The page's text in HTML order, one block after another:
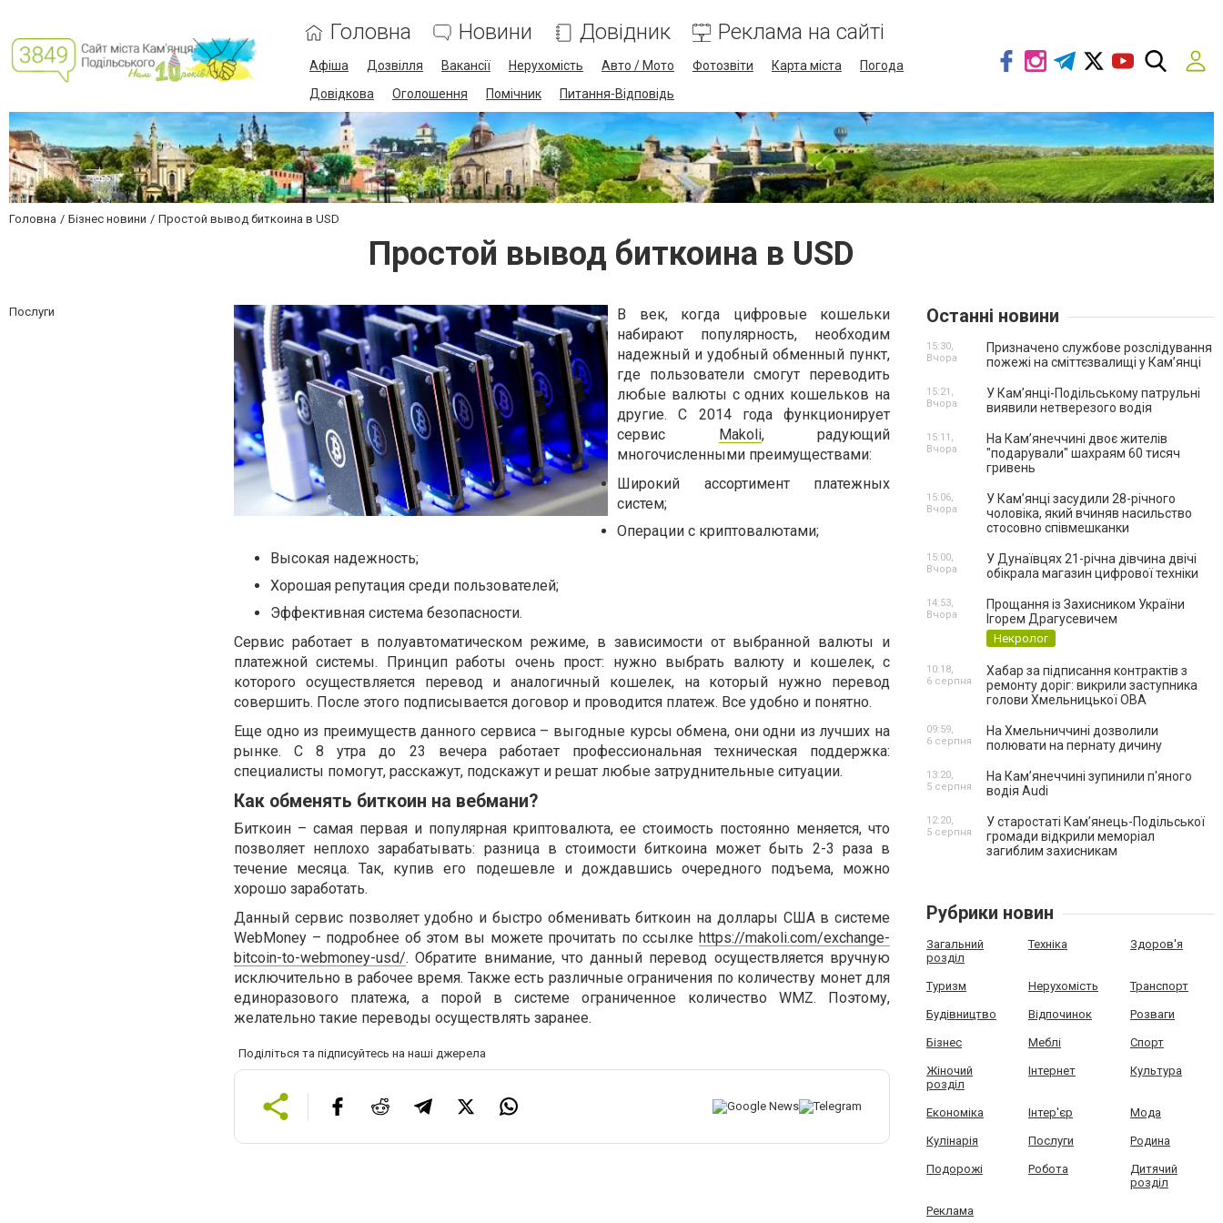
Головна Новини Довідник Реклама на сайті
Афіша Дозвілля Вакансії Нерухомість Авто / Мото Фотозвіти Карта міста
Погода
Довідкова
Оголошення Помічник Питання-Відповідь
Головна Бізнес новини Простой вывод биткоина в USD
Простой вывод биткоина в USD
Послуги
В век, когда цифровые кошельки
набирают популярность, необходим
надежный и удобный обменный пункт,
где пользователи смогут переводить
любые валюты с одних кошельков на
другие. С 2014 года функционирует
сервис Makoli, радующий
многочисленными преимуществами:
Широкий ассортимент платежных
систем;
Операции с криптовалютами;
Высокая надежность;
Хорошая репутация среди пользователей;
Эффективная система безопасности.
Сервис работает в полуавтоматическом режиме, в зависимости от выбранной валюты и
платежной системы. Принцип работы очень прост: нужно выбрать валюту и кошелек, с
которого осуществляется перевод и аналогичный кошелек, на который нужно перевод
совершить. После этого подписывается договор и проводится платеж. Все удобно и понятно.
Еще одно из преимуществ данного сервиса – выгодные курсы обмена, они одни из лучших на
рынке. С 8 утра до 23 вечера работает профессиональная техническая поддержка:
специалисты помогут, расскажут, подскажут и решат любые затруднительные ситуации.
Как обменять биткоин на вебмани?
Биткоин – самая первая и популярная криптовалюта, ее стоимость постоянно меняется, что
позволяет неплохо зарабатывать: разница в стоимости биткоина может быть 2-3 раза в
течение месяца. Так, купив его подешевле и дождавшись очередного подъема, можно
хорошо заработать.
Данный сервис позволяет удобно и быстро обменивать биткоин на доллары США в системе
WebMoney – подробнее об этом вы можете прочитать по ссылке https://makoli.com/exchange-
bitcoin-to-webmoney-usd/. Обратите внимание, что данный перевод осуществляется вручную
исключительно в рабочее время. Также есть различные ограничения по количеству монет для
единоразового платежа, а порой в системе ограниченное количество WMZ. Поэтому,
желательно такие переводы осуществлять заранее.
Поділіться та підписуйтесь на наші джерела
Останні новини
Призначено службове розслідування
пожежі на сміттєзвалищі у Кам’янці
15:30,
Вчора
У Кам’янці-Подільському патрульні
виявили нетверезого водія
15:21,
Вчора
На Камʼянеччині двоє жителів
"подарували" шахраям 60 тисяч
гривень
15:11,
Вчора
У Камʼянці засудили 28-річного
чоловіка, який вчиняв насильство
стосовно співмешканки
15:06,
Вчора
У Дунаївцях 21-річна дівчина двічі
обікрала магазин цифрової техніки
15:00,
Вчора
Прощання із Захисником України
Ігорем Драгусевичем
Некролог
14:53,
Вчора
Хабар за підписання контрактів з
ремонту доріг: викрили заступника
голови Хмельницької ОВА
10:18,
6 серпня
На Хмельниччині дозволили
полювати на пернату дичину
09:59,
6 серпня
На Камʼянеччині зупинили п'яного
водія Audi
13:20,
5 серпня
У старостаті Кам’янець-Подільської
громади відкрили меморіал
загиблим захисникам
12:20,
5 серпня
Рубрики новин
Загальний
розділ
Техніка Здоров'я
Туризм Нерухомість Транспорт
Будівництво Відпочинок Розваги
Бізнес Меблі Спорт
Жіночий
розділ
Інтернет Культура
Економіка Інтер'єр Мода
Кулінарія Послуги Родина
Подорожі Робота
Дитячий
розділ
Реклама